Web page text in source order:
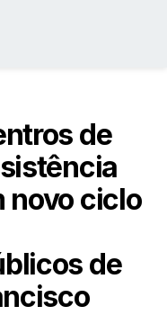
de
novo ciclo
de